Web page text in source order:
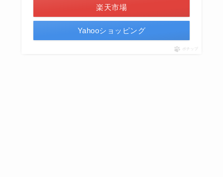
楽天市場
Yahooショッピング
ポチップ